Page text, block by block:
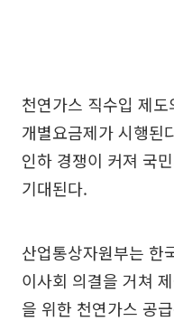
천연가스 직수입 제
개별요금제가 시행된
인하 경쟁이 커져 국
기대된다.
산업통상자원부는 한
이사회 의결을 거쳐
을 위한 천연가스 공